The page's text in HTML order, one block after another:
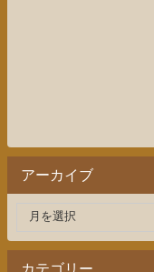
アーカイブ
カテゴリー